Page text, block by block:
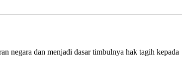
negara dan menjadi dasar timbulnya hak tagih kepada